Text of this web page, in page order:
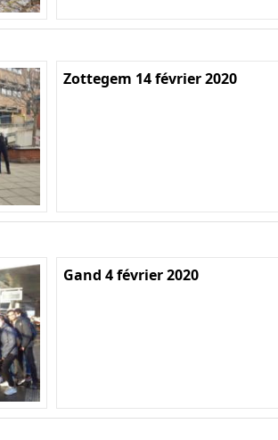
Zottegem 14 février 2020
Gand 4 février 2020